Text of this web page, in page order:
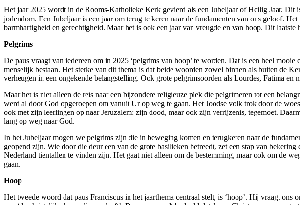
Het jaar 2025 wordt in de Rooms-Katholieke Kerk gevierd als een Jubeljaar of Heilig Jaar. Dit
jodendom. Een Jubeljaar is een jaar om terug te keren naar de fundamenten van ons geloof.
barmhartigheid en gerechtigheid. Maar het is ook een jaar van vreugde en van hoop. Dit
Pelgrims
De paus vraagt van iedereen om in 2025 ‘pelgrims van hoop’ te worden. Dat is een heel
menselijk bestaan. Het sterke van dit thema is dat beide woorden zowel binnen als buiten de
verheugen in een ongekende belangstelling. Ook grote pelgrimsoorden als Lourdes, Fatima
Maar het is niet alleen de reis naar een bijzondere religieuze plek die pelgrimeren tot een
werd al door God opgeroepen om vanuit Ur op weg te gaan. Het Joodse volk trok door de
ook met zijn leerlingen op naar Jeruzalem: zijn dood, maar ook zijn verrijzenis, tegemoet.
lang op weg naar God.
In het Jubeljaar mogen we pelgrims zijn die in beweging komen en terugkeren naar de
geopend zijn. Wie door die deur een van de grote basilieken betreedt, zet een stap van
Nederland tientallen te vinden zijn. Het gaat niet alleen om de bestemming, maar ook om de
gaan.
Hoop
Het tweede woord dat paus Franciscus in het jaarthema centraal stelt, is ‘hoop’. Hij vraagt